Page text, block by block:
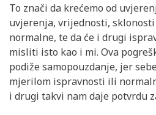
To znači da krećemo od
uvjerenja, vrijednosti,
normalne, te da će i drugi
misliti isto kao i mi. Ova
podiže samopouzdanje, jer
mjerilom ispravnosti ili
i drugi takvi nam daje potvrdu